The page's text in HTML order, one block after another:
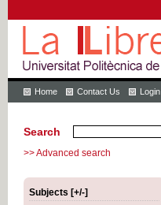
Home Contact Us Login
Search
>> Advanced search
Subjects [+/-]